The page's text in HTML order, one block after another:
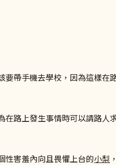
帶手機去學校，因為這樣在
路上發生事情時可以請路人
性害羞內向且畏懼上台的小梨